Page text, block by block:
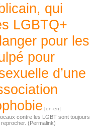
qui
LGBTQ+
pour les
pour
d’une
contre les LGBT sont toujours
(Permalink)